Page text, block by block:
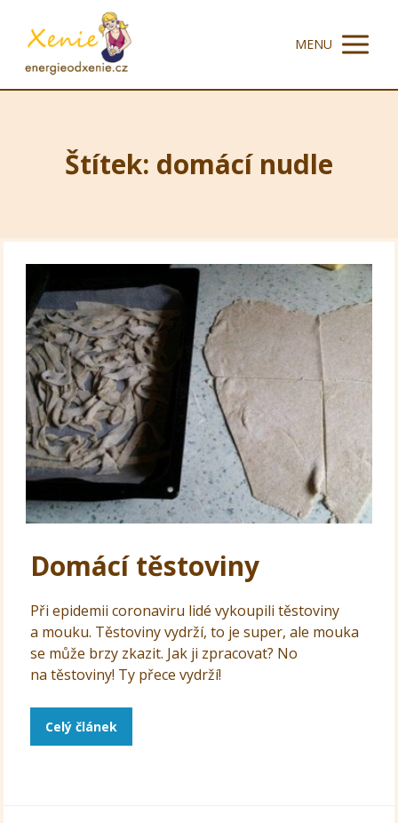
MENU
Štítek: domácí nudle
Domácí těstoviny
Při epidemii coronaviru lidé vykoupili těstoviny
a mouku. Těstoviny vydrží, to je super, ale mouka
se může brzy zkazit. Jak ji zpracovat? No
na těstoviny! Ty přece vydrží!
Celý článek